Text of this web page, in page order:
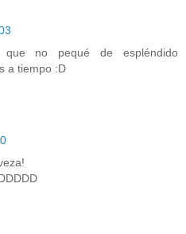
no pequé de espléndido
a tiempo :D